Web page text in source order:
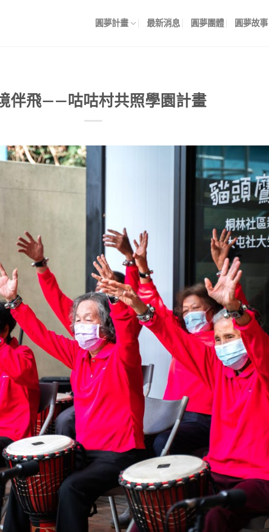
圓夢計畫 最新消息 圓夢團體 圓夢故事
伴飛——咕咕村共照學園計畫